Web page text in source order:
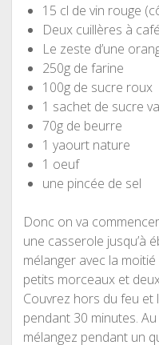
15 cl de vin rouge
Deux cuillères à
Le zeste d’une
250g de farine
100g de sucre roux
1 sachet de sucre
70g de beurre
1 yaourt nature
1 oeuf
une pincée de sel
Donc on va
une casserole jusqu’à
mélanger avec la
petits morceaux et
Couvrez hors du feu et
pendant 30 minutes.
mélangez pendant un